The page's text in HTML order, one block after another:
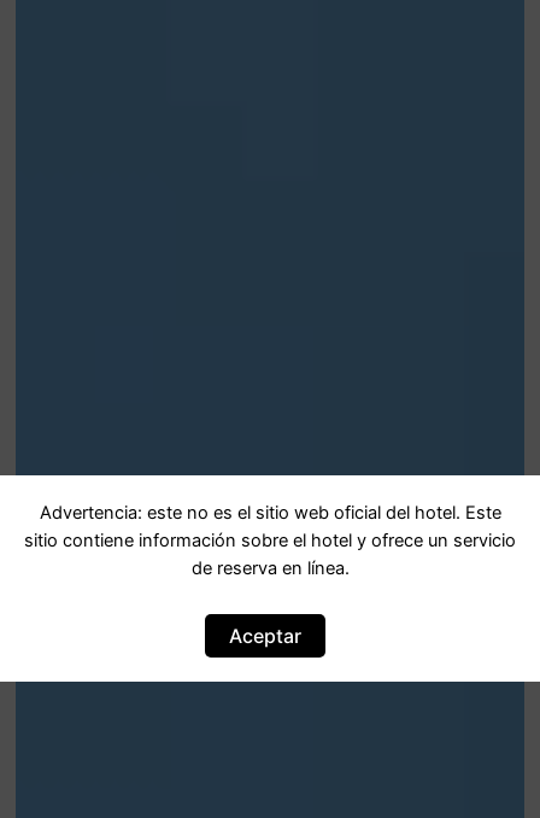
Advertencia: este no es el sitio web oficial del hotel. Este
sitio contiene información sobre el hotel y ofrece un servicio
de reserva en línea.
Aceptar